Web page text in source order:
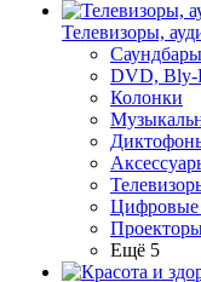
Телевизоры,
Саундбары
DVD, Bly-
Колонки
Цифровые
Ещё 5